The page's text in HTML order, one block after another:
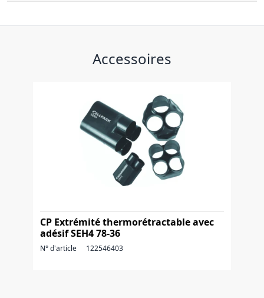
Accessoires
CP Extrémité thermorétractable avec
adésif SEH4 78-36
N° d'article 122546403